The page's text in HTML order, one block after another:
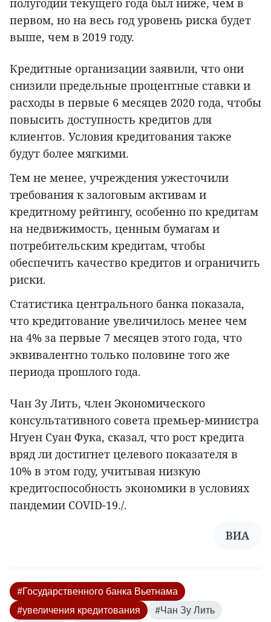
полугодии текущего года был ниже, чем в
первом, но на весь год уровень риска будет
выше, чем в 2019 году.
Кредитные организации заявили, что они
снизили предельные процентные ставки и
расходы в первые 6 месяцев 2020 года, чтобы
повысить доступность кредитов для
клиентов. Условия кредитования также
будут более мягкими.
Тем не менее, учреждения ужесточили
требования к залоговым активам и
кредитному рейтингу, особенно по кредитам
на недвижимость, ценным бумагам и
потребительским кредитам, чтобы
обеспечить качество кредитов и ограничить
риски.
Статистика центрального банка показала,
что кредитование увеличилось менее чем
на 4% за первые 7 месяцев этого года, что
эквивалентно только половине того же
периода прошлого года.
Чан Зу Лить, член Экономического
консультативного совета премьер-министра
Нгуен Суан Фука, сказал, что рост кредита
вряд ли достигнет целевого показателя в
10% в этом году, учитывая низкую
кредитоспособность экономики в условиях
пандемии COVID-19./.
ВИА
#Государственного банка Вьетнама
#увеличения кредитования
#Чан Зу Лить